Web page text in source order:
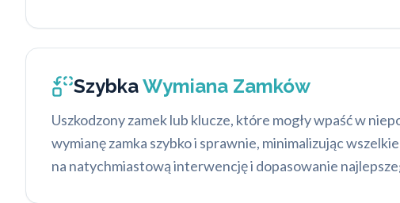
SzybkaWymiana Zamków
Uszkodzony zamek lub klucze, które mogły wpaść w
wymianę zamka szybko i sprawnie, minimalizując
na natychmiastową interwencję i dopasowanie